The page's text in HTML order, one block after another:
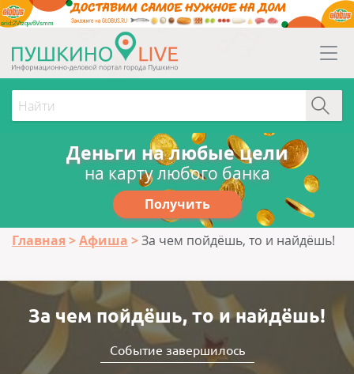
erid:2Vtzqw6Vsmm
Деньги на любые цели
на карту любого банка
Получить
Главная Афиша За чем пойдёшь, то и найдёшь!
За чем пойдёшь, то и найдёшь!
Событие завершилось